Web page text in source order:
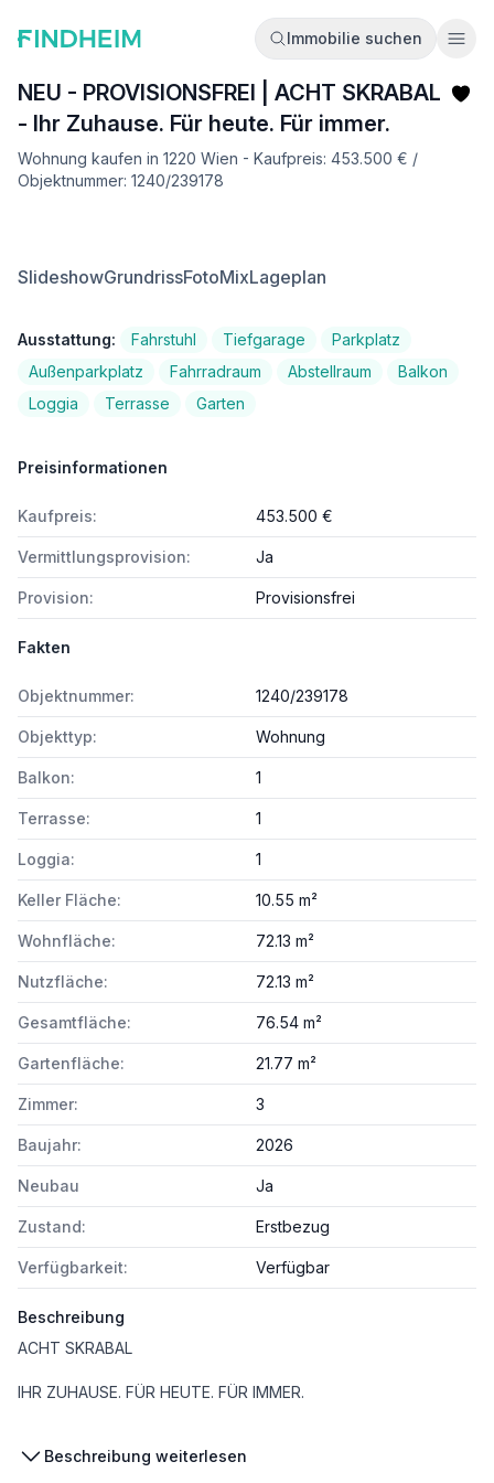
Immobilie suchen
NEU - PROVISIONSFREI | ACHT SKRABAL
- Ihr Zuhause. Für heute. Für immer.
Wohnung kaufen in 1220 Wien - Kaufpreis: 453.500 € /
Objektnummer: 1240/239178
SlideshowGrundrissFotoMixLageplan
Ausstattung: Fahrstuhl Tiefgarage
Parkplatz
Außenparkplatz
Fahrradraum Abstellraum
Balkon
Loggia
Terrasse Garten
Preisinformationen
Kaufpreis: 453.500 €
Vermittlungsprovision: Ja
Provision: Provisionsfrei
Fakten
Objektnummer: 1240/239178
Objekttyp: Wohnung
Balkon: 1
Terrasse: 1
Loggia: 1
Keller Fläche: 10.55 m²
Wohnfläche: 72.13 m²
Nutzfläche: 72.13 m²
Gesamtfläche: 76.54 m²
Gartenfläche: 21.77 m²
Zimmer: 3
Baujahr: 2026
Neubau Ja
Zustand: Erstbezug
Verfügbarkeit: Verfügbar
Beschreibung
ACHT SKRABAL
IHR ZUHAUSE. FÜR HEUTE. FÜR IMMER.
Beschreibung weiterlesen